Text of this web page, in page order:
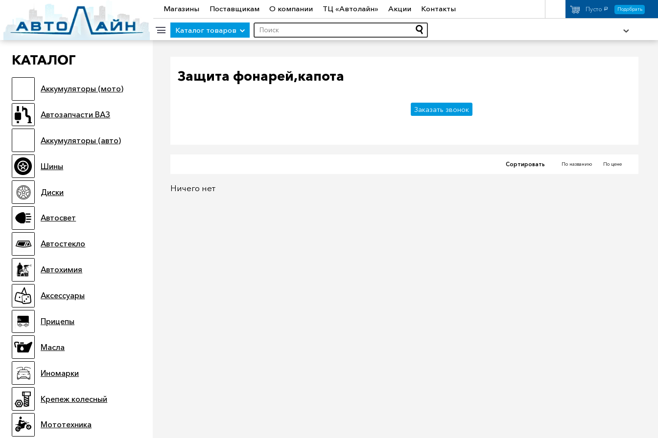
КАТЕГОРИИ ТОВАРОВ
Аккумуляторы (мото) Автозапчасти ВАЗ
Прицепы
Иномарки Лодки и моторы
Активный отдых
Электроинструмент и оснастка
Магазины Поставщикам О компании ТЦ «Автолайн» Акции Контакты Пусто a Подобрать
Каталог товаров
КАТАЛОГ
Аккумуляторы (мото)
Автозапчасти ВАЗ
Аккумуляторы (авто)
Шины
Диски
Автосвет
Автостекло
Автохимия
Аксессуары
Прицепы
Масла
Иномарки
Крепеж колесный
Мототехника
Защита фонарей,капота
Заказать звонок
Сортировать По названию По цене
Ничего нет